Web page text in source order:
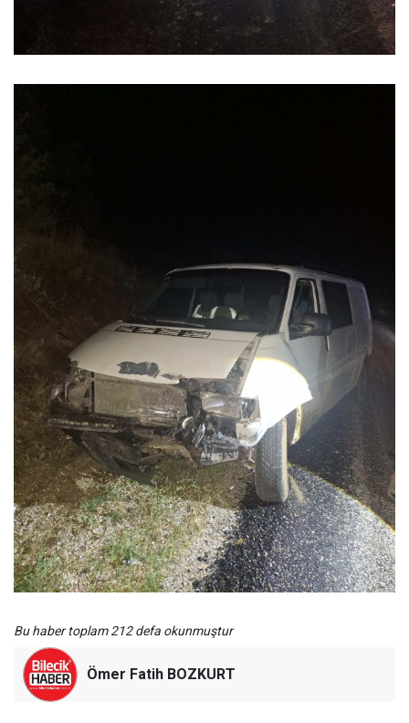
Bu haber toplam 212 defa okunmuştur
Ömer Fatih BOZKURT